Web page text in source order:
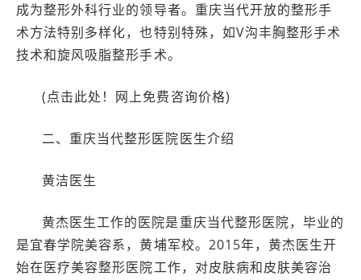
成为整形外科行业的领导者。重庆当代开放的整形手
术方法特别多样化，也特别特殊，如V沟丰胸整形手术
技术和旋风吸脂整形手术。
(点击此处！网上免费咨询价格)
二、重庆当代整形医院医生介绍
黄洁医生
黄杰医生工作的医院是重庆当代整形医院，毕业的
是宜春学院美容系，黄埔军校。2015年，黄杰医生开
始在医疗美容整形医院工作，对皮肤病和皮肤美容治